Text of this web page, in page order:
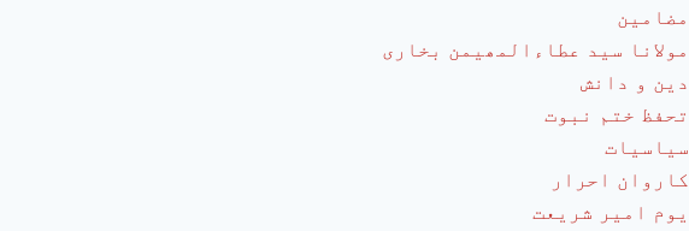
مضامین
مولانا سید عطاءالمھیمن بخاری
دین و دانش
تحفظ ختم نبوت
سیاسیات
کاروان احرار
یوم امیر شریعت